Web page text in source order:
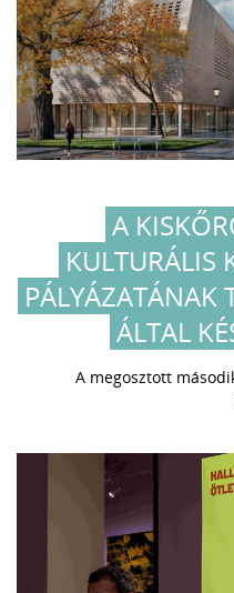
A
KULTURÁLIS
PÁLYÁZATÁNAK
ÁLTAL
A megosztott